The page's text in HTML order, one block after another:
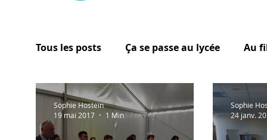
Tous les posts Ça se passe au lycée Au
La page des élèves
Sophie Hostein
19 mai 2017
1 Min
Sophie
24 janv.